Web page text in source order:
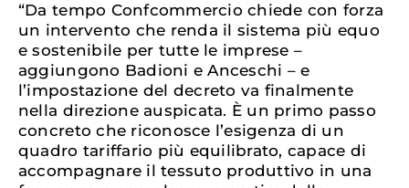
“Da tempo Confcommercio chiede con forza
un intervento che renda il sistema più equo
e sostenibile per tutte le imprese –
aggiungono Badioni e Anceschi – e
l’impostazione del decreto va finalmente
nella direzione auspicata. È un primo passo
concreto che riconosce l’esigenza di un
quadro tariffario più equilibrato, capace di
accompagnare il tessuto produttivo in una